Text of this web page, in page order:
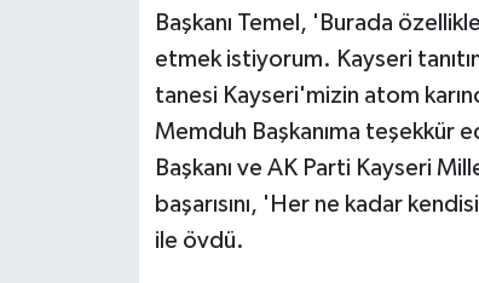
Başkanı Temel, 'Burada
etmek istiyorum. Kayseri
tanesi Kayseri'mizin atom
Memduh Başkanıma teşekkür
Başkanı ve AK Parti Kayseri
başarısını, 'Her ne kadar
ile övdü.